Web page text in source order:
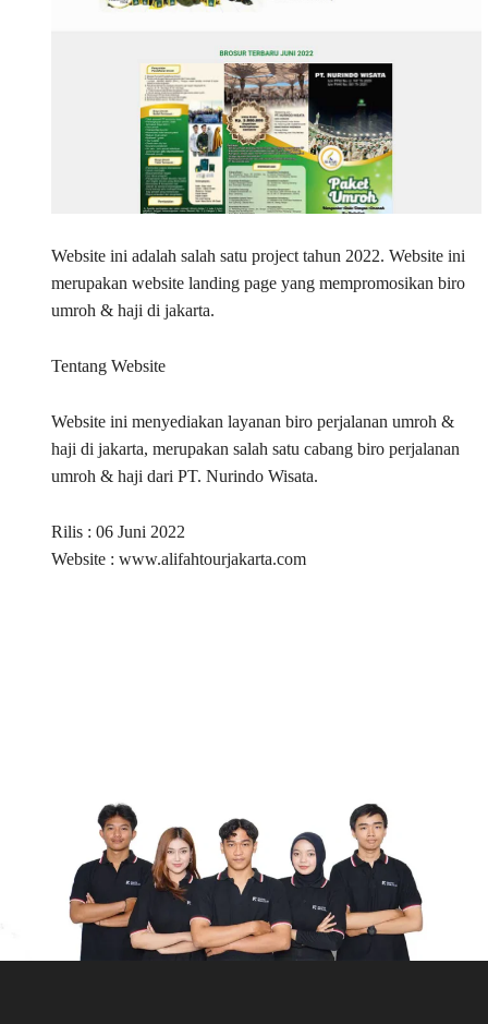
Website ini adalah salah satu project tahun 2022. Website ini
merupakan website landing page yang mempromosikan biro
umroh & haji di jakarta.
Tentang Website
Website ini menyediakan layanan biro perjalanan umroh &
haji di jakarta, merupakan salah satu cabang biro perjalanan
umroh & haji dari PT. Nurindo Wisata.
Rilis : 06 Juni 2022
Website : www.alifahtourjakarta.com